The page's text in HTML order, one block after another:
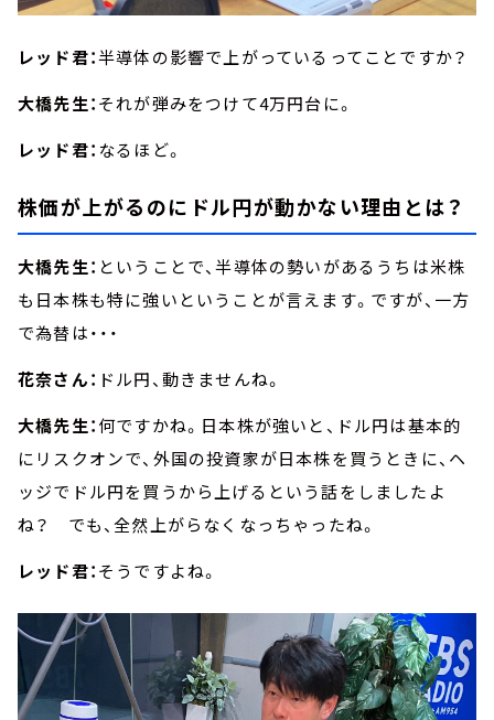
レッド君：半導体の影響で上がっているってことですか？
大橋先生：それが弾みをつけて4万円台に。
レッド君： なるほど。
株価が上がるのにドル円が動かない理由とは？
大橋先生： ということで、半導体の勢いがあるうちは米株
も日本株も特に強いということが言えます。ですが、一方
で為替は・・・
花奈さん： ドル円、動きませんね。
大橋先生：何ですかね。日本株が強いと、ドル円は基本的
にリスクオンで、外国の投資家が日本株を買うときに、ヘ
ッジでドル円を買うから上げるという話をしましたよ
ね？ でも、全然上がらなくなっちゃったね。
レッド君：そうですよね。